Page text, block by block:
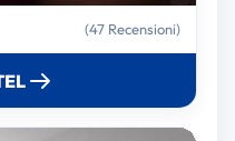
(47 Recensioni)